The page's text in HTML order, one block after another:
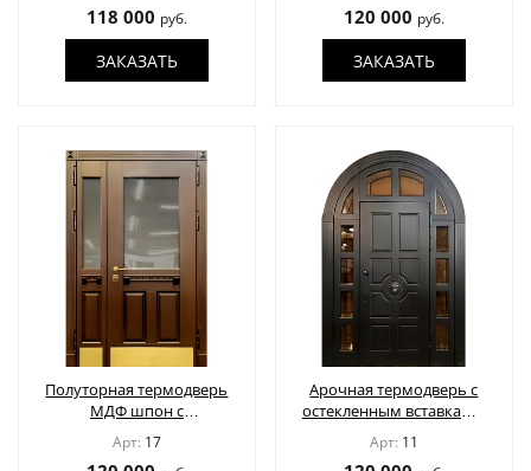
118 000 руб.
ЗАКАЗАТЬ
120 000 руб.
ЗАКАЗАТЬ
Полуторная термодверь
МДФ шпон с
остеклением и
отбойником
Арт: 17
Арочная термодверь с
остекленным вставками,
окрас по RAL
Арт: 11